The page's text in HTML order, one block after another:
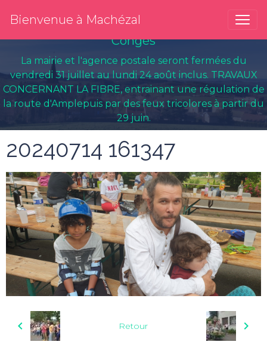
Bienvenue à Machézal
Congés
La mairie et l'agence postale seront fermées du
vendredi 31 juillet au lundi 24 août inclus. TRAVAUX
CONCERNANT LA FIBRE, entrainant une régulation de
la route d'Amplepuis par des feux tricolores à partir du
29 juin.
20240714 161347
Retour